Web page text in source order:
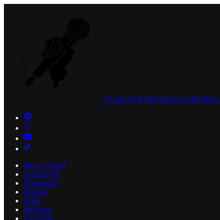
SLAM POETRY
Mi az a slam?
Események
Slammerek
Klubok
Hírek
Médiatár
Egyesület